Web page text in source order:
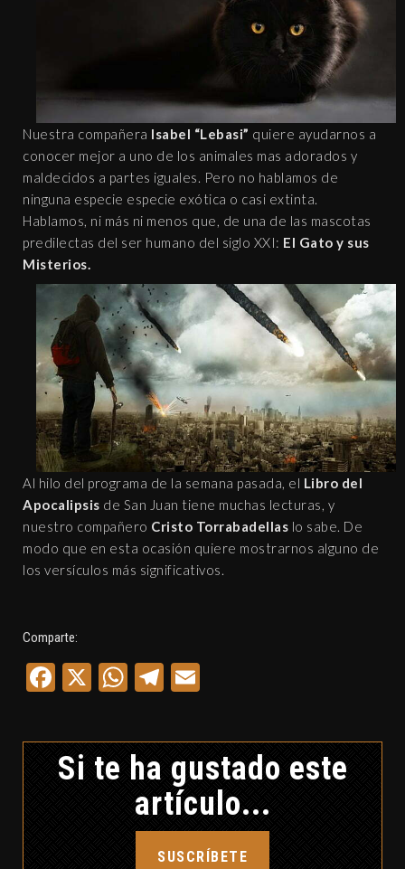
Nuestra compañera Isabel “Lebasi” quiere ayudarnos a
conocer mejor a uno de los animales mas adorados y
maldecidos a partes iguales. Pero no hablamos de
ninguna especie especie exótica o casi extinta.
Hablamos, ni más ni menos que, de una de las mascotas
predilectas del ser humano del siglo XXI: El Gato y sus
Misterios.
Al hilo del programa de la semana pasada, el Libro del
Apocalipsis de San Juan tiene muchas lecturas, y
nuestro compañero Cristo Torrabadellas lo sabe. De
modo que en esta ocasión quiere mostrarnos alguno de
los versículos más significativos.
Comparte:
Facebook
X WhatsApp
Telegram
Si te ha gustado este
artículo...
SUSCRÍBETE